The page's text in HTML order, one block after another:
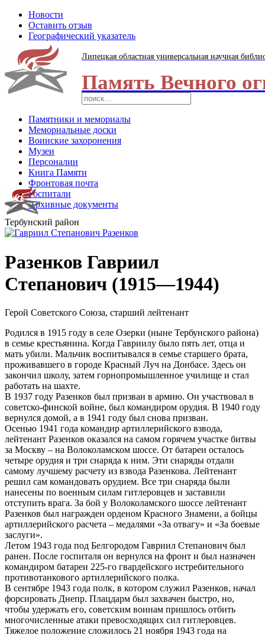
Новости
Оставить отзыв
Географический указатель
Липецкая областная универсальная научная
Память Вечного
Памятники и мемориалы
Мемориальные доски
Воинские захоронения
Музеи
Персоналии
Книга Памяти
Фронтовая почта
Госпитали
Архивные документы
Тербунский район
Разенков Гавриил
Степанович (1915—1944)
Герой Советского Союза, старший лейтенант
Родился в 1915 году в селе Озерки (ныне Тербунского района)
в семье крестьянина. Когда Гавриилу было пять лет, отца и
мать убили. Мальчик воспитывался в семье старшего брата,
проживавшего в городе Красный Луч на Донбасе. Здесь он
закончил школу, затем горнопромышленное училище и стал
работать на шахте.
В 1937 году Разенков был призван в армию. Он участвовал в
советско-финской войне, был командиром орудия. В 1940 году
вернулся домой, а в 1941 году был снова призван.
Осенью 1941 года командир артиллерийского взвода,
лейтенант Разенков оказался на самом горячем участке битвы
за Москву – на Волоколамском шоссе. От батареи осталось
четыре орудия и три снаряда к ним. Эти снаряды отдали
самому лучшему расчету из взвода Разенкова. Лейтенант
решил сам командовать орудием. Все три снаряда были
нанесены по военным силам гитлеровцев и заставили
отступить врага. За бой у Волоколамского шоссе лейтенант
Разенков был награжден орденом Красного Знамени, а бойцы
артиллерийского расчета – медалями «За отвагу» и «За боевые
заслуги».
Летом 1943 года под Белгородом Гавриил Степанович был
ранен. После госпиталя он вернулся на фронт и был назначен
командиром батареи 225-го гвардейского истребительного
противотанкового артиллерийского полка.
В сентябре 1943 года полк, в котором служил Разенков, начал
форсировать Днепр. Плацдарм был захвачен быстро, но,
чтобы удержать его, советским воинам пришлось отбить
многочисленные атаки превосходящих сил гитлеровцев.
Тяжелое положение сложилось 21 ноября 1943 года на